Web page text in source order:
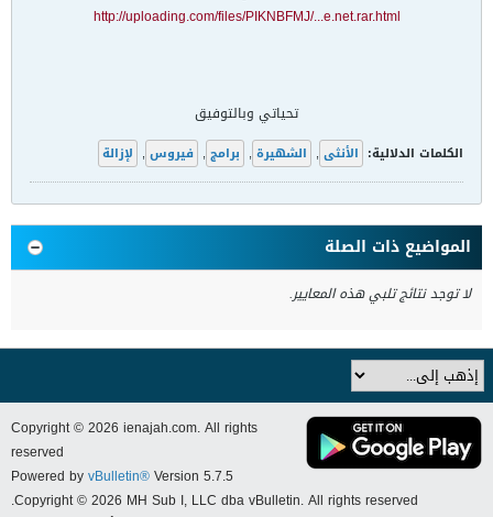
http://uploading.com/files/PIKNBFMJ/...e.net.rar.html
تحياتي وبالتوفيق
الكلمات الدلالية: الأنثى , الشهيرة , برامج , فيروس , لإزالة
المواضيع ذات الصلة
لا توجد نتائج تلبي هذه المعايير.
Copyright © 2026 ienajah.com. All rights
reserved
Powered byvBulletin®Version 5.7.5
Copyright © 2026 MH Sub I, LLC dba vBulletin. All rights reserved.